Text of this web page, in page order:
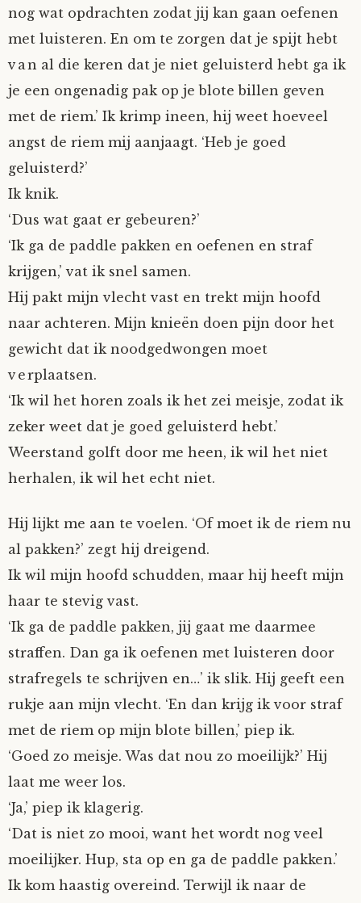
nog wat opdrachten zodat jij kan gaan oefenen
met luisteren. En om te zorgen dat je spijt hebt
van al die keren dat je niet geluisterd hebt ga ik
je een ongenadig pak op je blote billen geven
met de riem.’ Ik krimp ineen, hij weet hoeveel
angst de riem mij aanjaagt. ‘Heb je goed
geluisterd?’
Ik knik.
‘Dus wat gaat er gebeuren?’
‘Ik ga de paddle pakken en oefenen en straf
krijgen,’ vat ik snel samen.
Hij pakt mijn vlecht vast en trekt mijn hoofd
naar achteren. Mijn knieën doen pijn door het
gewicht dat ik noodgedwongen moet
verplaatsen.
‘Ik wil het horen zoals ik het zei meisje, zodat ik
zeker weet dat je goed geluisterd hebt.’
Weerstand golft door me heen, ik wil het niet
herhalen, ik wil het echt niet.
Hij lijkt me aan te voelen. ‘Of moet ik de riem nu
al pakken?’ zegt hij dreigend.
Ik wil mijn hoofd schudden, maar hij heeft mijn
haar te stevig vast.
‘Ik ga de paddle pakken, jij gaat me daarmee
straffen. Dan ga ik oefenen met luisteren door
strafregels te schrijven en…’ ik slik. Hij geeft een
rukje aan mijn vlecht. ‘En dan krijg ik voor straf
met de riem op mijn blote billen,’ piep ik.
‘Goed zo meisje. Was dat nou zo moeilijk?’ Hij
laat me weer los.
‘Ja,’ piep ik klagerig.
‘Dat is niet zo mooi, want het wordt nog veel
moeilijker. Hup, sta op en ga de paddle pakken.’
Ik kom haastig overeind. Terwijl ik naar de